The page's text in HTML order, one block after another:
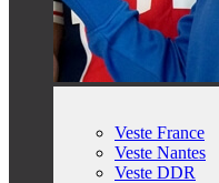
Veste France
Veste Nantes
Veste DDR